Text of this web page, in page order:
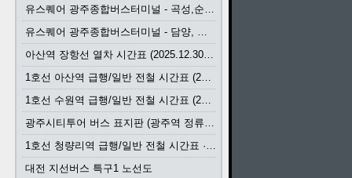
유스퀘어 광주종합버스터미널 - 곡성,순천／화순,보성,율포 방면 시외버스 시간표 (2026.1.31)
유스퀘어 광주종합버스터미널 - 담양, 순창, 남원, 무주, 장수, 거창, 대구 방면 시외버스 시간표 (2026...
아산역 장항선 열차 시간표 (2025.12.30 기준) (무궁화호, ITX-마음, 새마을호, 서해금빛열차)
1호선 아산역 급행/일반 전철 시간표 (2025.12.30~)
1호선 수원역 급행/일반 전철 시간표 (2025.12.30~)
광주시티투어 버스 표지판 (광주역 정류장) (2024?)
1호선 청량리역 급행/일반 전철 시간표 · 노선도 (2025.12.30~)
대전 지선버스 특구1 노선도